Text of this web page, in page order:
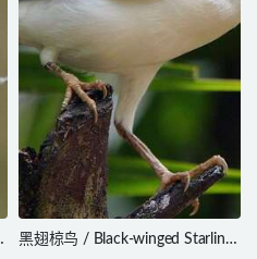
黑翅椋鸟 / Black-winged Starling